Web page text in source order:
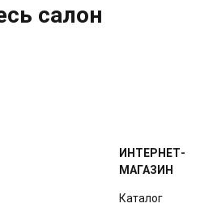
салон
ИНТЕРНЕТ-
МАГАЗИН
Каталог